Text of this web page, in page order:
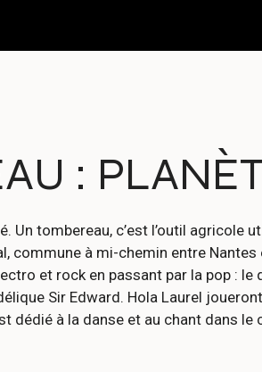
:
Un tombereau, c’est l’outil
à mi-chemin entre
et rock en passant par la pop :
Sir Edward. Hola Laurel
à la danse et au chant dans